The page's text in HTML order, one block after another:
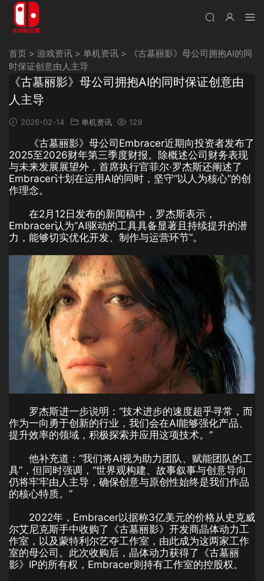
首页 > 游戏资讯 > 单机资讯 >
《古墓丽影》母公司拥抱AI的同
时保证创意由人主导
《古墓丽影》母公司拥抱AI的同时保证创意由
人主导
2026-02-14 单机资讯 129
《古墓丽影》母公司Embracer近期向投资者发布了
2025至2026财年第三季度财报。除概述公司财务表现
与未来发展展望外，首席执行官菲尔·罗杰斯还阐述了
Embracer计划在运用AI的同时，坚守“以人为核心”的创
作理念。
在2月12日发布的新闻稿中，罗杰斯表示，
Embracer认为“AI驱动的工具具备显著且持续提升的潜
力，能够切实优化开发、制作与运营环节”。
罗杰斯进一步说明：“技术进步的速度超乎寻常，而
作为一向勇于创新的行业，我们会在AI能够强化产品、
提升效率的领域，积极探索并应用这项技术。”
他补充道：“我们将AI视为助力团队、赋能团队的工
具”，但同时强调，“世界观构建、故事叙事与创意导向
仍将牢牢由人主导，确保创意与原创性始终是我们作品
的核心特质。”
2022年，Embracer以据称3亿美元的价格从史克威
尔艾尼克斯手中收购了《古墓丽影》开发商晶体动力工
作室，以及蒙特利尔艺夺工作室，由此成为这两家工作
室的母公司。此次收购后，晶体动力获得了《古墓丽
影》IP的所有权，Embracer则持有工作室的控股权。